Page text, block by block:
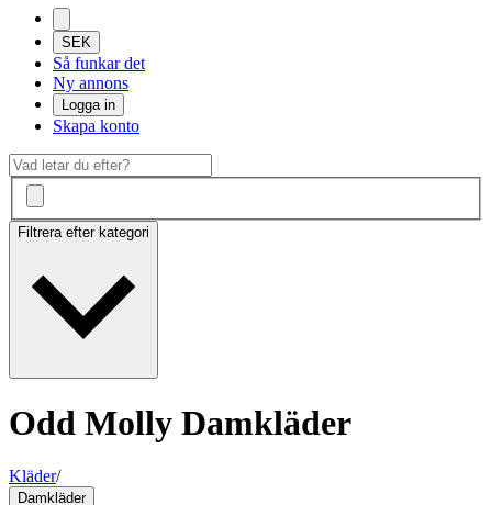
SEK
Så funkar det
Ny annons
Logga in
Skapa konto
Filtrera efter kategori
Odd Molly Damkläder
Kläder/
Damkläder